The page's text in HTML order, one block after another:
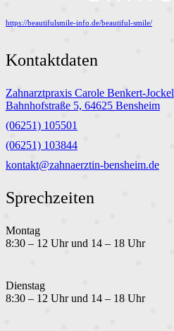
https://beautifulsmile-info.de/beautiful-smile/
Kontaktdaten
Zahnarztpraxis Carole Benkert-Jockel
Bahnhofstraße 5, 64625 Bensheim
(06251) 105501
(06251) 103844
kontakt@zahnaerztin-bensheim.de
Sprechzeiten
Montag
8:30 – 12 Uhr und 14 – 18 Uhr
Dienstag
8:30 – 12 Uhr und 14 – 18 Uhr